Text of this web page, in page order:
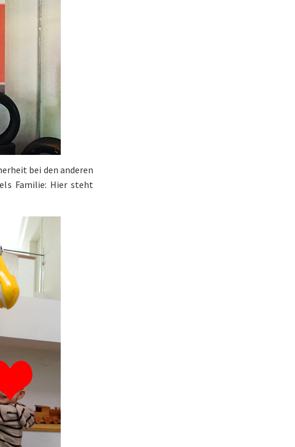
bei den anderen
Familie: Hier steht